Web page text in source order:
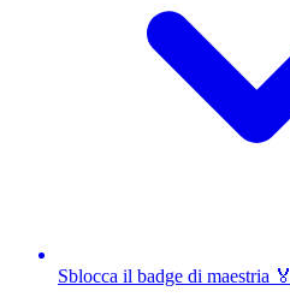
Sblocca il badge di maestria 🏅